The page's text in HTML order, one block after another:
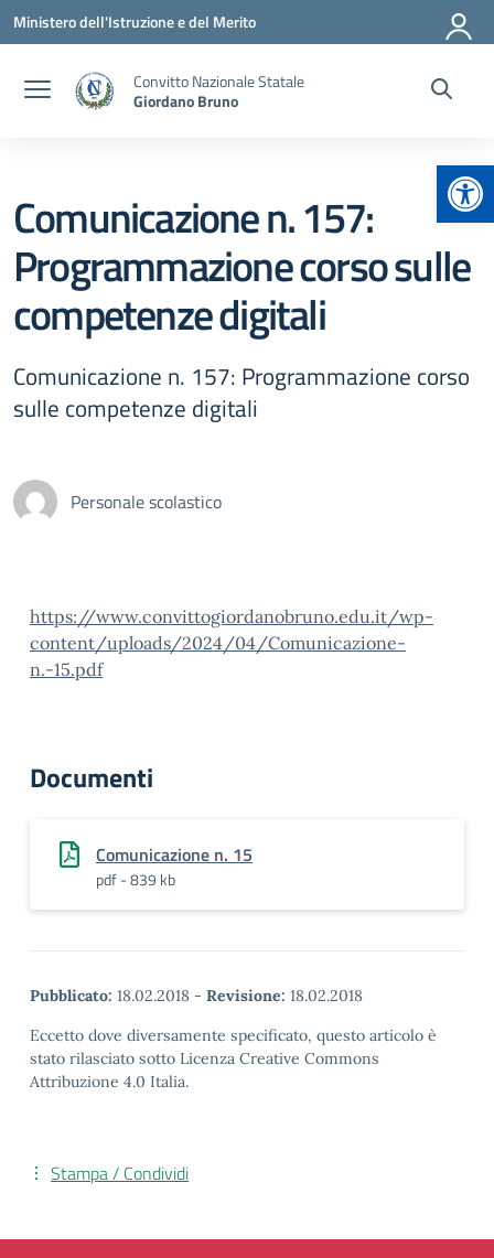
Vai ai contenuti
Vai al menu di navigazione
Vai al footer
Ministero dell'Istruzione e del Merito
Convitto Nazionale Statale
Giordano Bruno
Comunicazione n. 157:
Programmazione corso sulle
competenze digitali
Comunicazione n. 157: Programmazione corso
sulle competenze digitali
Personale scolastico
https://www.convittogiordanobruno.edu.it/wp-
content/uploads/2024/04/Comunicazione-
n.-15.pdf
Documenti
Comunicazione n. 15
pdf - 839 kb
Pubblicato: 18.02.2018 - Revisione: 18.02.2018
Eccetto dove diversamente specificato, questo articolo è
stato rilasciato sotto Licenza Creative Commons
Attribuzione 4.0 Italia.
Stampa / Condividi